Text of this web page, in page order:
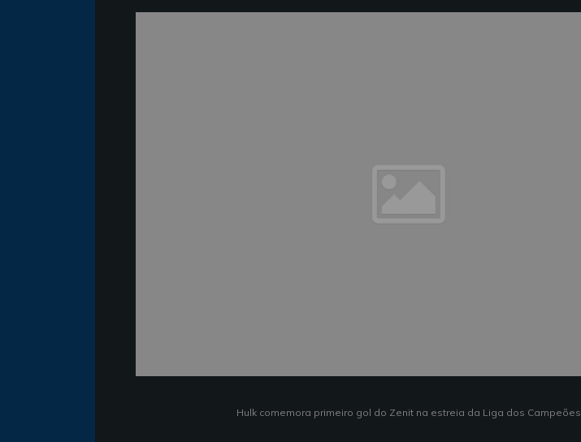
Hulk comemora primeiro gol do Zenit na estreia da Liga dos Campeões